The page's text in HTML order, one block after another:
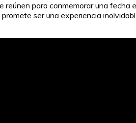
para conmemorar una
ser una experiencia